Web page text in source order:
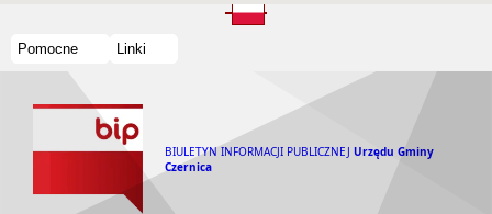
Pomocne Linki
BIULETYN INFORMACJI PUBLICZNEJ Urzędu Gminy
Czernica